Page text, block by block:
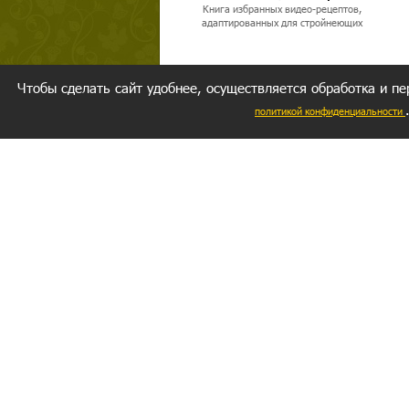
Книга избранных видео-рецептов,
адаптированных для стройнеющих
Чтобы сделать сайт удобнее, осуществляется обработка и
политикой конфиденциальности